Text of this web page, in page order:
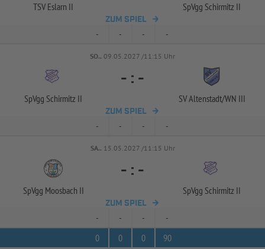
TSV Eslarn II SpVgg Schirmitz II
ZUM SPIEL
- - - -
SO.. 09.05.2027 /11:15 Uhr
SpVgg Schirmitz II
- : -
SV Altenstadt/WN III
ZUM SPIEL
- - - -
SA.. 15.05.2027 /11:15 Uhr
SpVgg Moosbach II
- : -
SpVgg Schirmitz II
ZUM SPIEL
- - -
-
0
0 0 90